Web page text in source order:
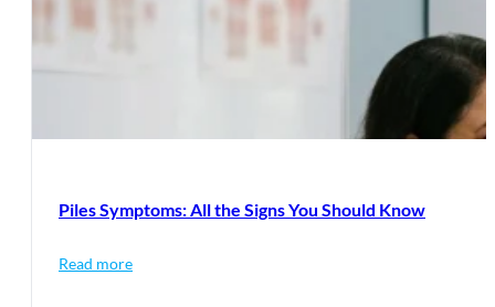
Piles Symptoms: All the Signs You Should Know
Read more